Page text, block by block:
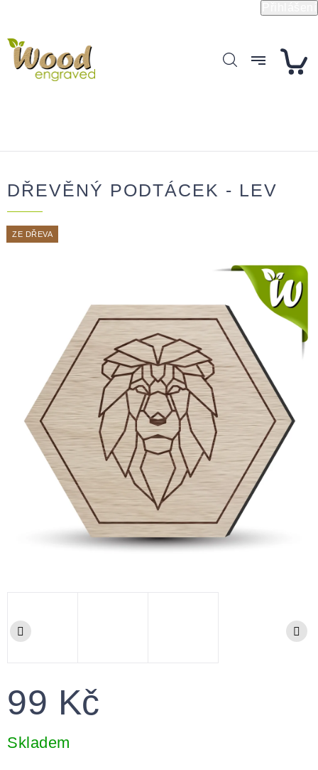
DŘEVĚNÝ PODTÁCEK - LEV
ZE DŘEVA
99 Kč
cena:
Skladem